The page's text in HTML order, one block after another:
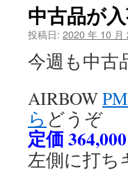
中古品が
投稿日: 2020 年 10 月
今週も中古
AIRBOW
ら どうぞ
定価
左側に打ち